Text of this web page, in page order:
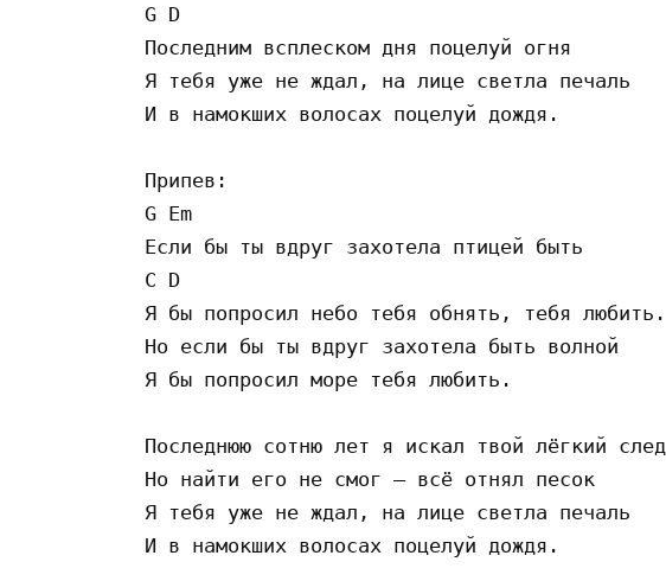
G D
Последним всплеском дня поцелуй огня
Я тебя уже не ждал, на лице светла печаль
И в намокших волосах поцелуй дождя.
Припев:
G Em
Если бы ты вдруг захотела птицей быть
C D
Я бы попросил небо тебя обнять, тебя любить.
Но если бы ты вдруг захотела быть волной
Я бы попросил море тебя любить.
Последнюю сотню лет я искал твой лёгкий след
Но найти его не смог – всё отнял песок
Я тебя уже не ждал, на лице светла печаль
И в намокших волосах поцелуй дождя.